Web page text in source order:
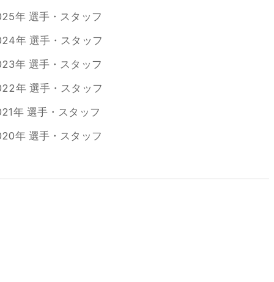
年 選手・スタッフ
年 選手・スタッフ
年 選手・スタッフ
年 選手・スタッフ
年 選手・スタッフ
年 選手・スタッフ